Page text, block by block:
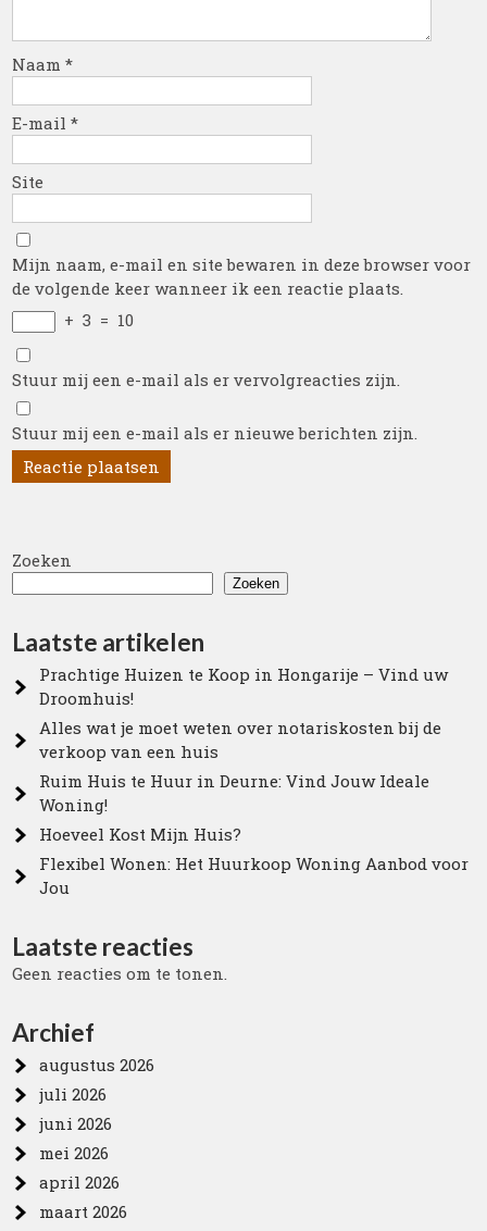
Naam*
E-mail*
Site
Mijn naam, e-mail en site bewaren in deze browser voor
de volgende keer wanneer ik een reactie plaats.
+ 3 = 10
Stuur mij een e-mail als er vervolgreacties zijn.
Stuur mij een e-mail als er nieuwe berichten zijn.
Zoeken
Zoeken
Laatste artikelen
Prachtige Huizen te Koop in Hongarije – Vind uw
Droomhuis!
Alles wat je moet weten over notariskosten bij de
verkoop van een huis
Ruim Huis te Huur in Deurne: Vind Jouw Ideale
Woning!
Hoeveel Kost Mijn Huis?
Flexibel Wonen: Het Huurkoop Woning Aanbod voor
Jou
Laatste reacties
Geen reacties om te tonen.
Archief
augustus 2026
juli 2026
juni 2026
mei 2026
april 2026
maart 2026